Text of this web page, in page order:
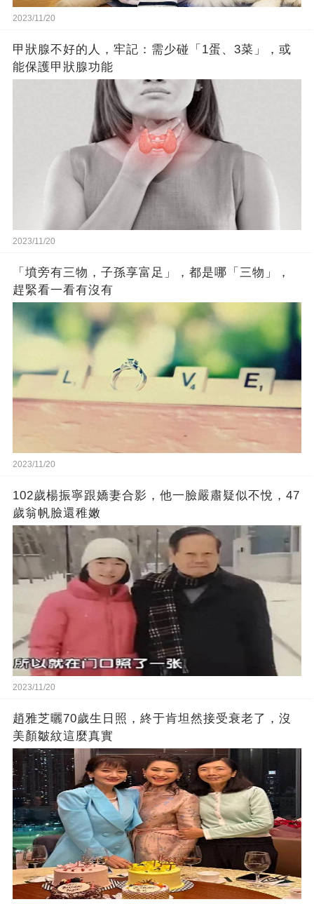
2023/11/20
甲狀腺不好的人，牢記：需少碰「1蛋、3菜」，或
能保護甲狀腺功能
2023/11/20
「墳旁有三物，子孫享富足」，都是哪「三物」，
趕緊看一看有沒有
2023/11/20
102歲楊振寧跟嬌妻合影，他一臉嚴肅疑似不悅，47
歲翁帆臉還稚嫩
2023/11/20
趙雅芝曬70歲生日照，終于肯坦然接受衰老了，沒
美顏皺紋這麼真實